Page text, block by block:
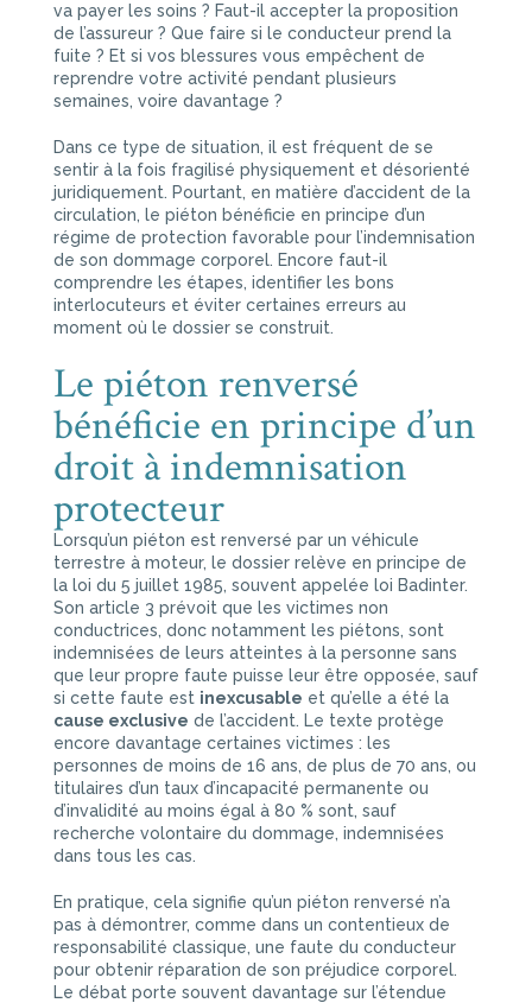
va payer les soins ? Faut-il accepter la proposition
de l’assureur ? Que faire si le conducteur prend la
fuite ? Et si vos blessures vous empêchent de
reprendre votre activité pendant plusieurs
semaines, voire davantage ?
Dans ce type de situation, il est fréquent de se
sentir à la fois fragilisé physiquement et désorienté
juridiquement. Pourtant, en matière d’accident de la
circulation, le piéton bénéficie en principe d’un
régime de protection favorable pour l’indemnisation
de son dommage corporel. Encore faut-il
comprendre les étapes, identifier les bons
interlocuteurs et éviter certaines erreurs au
moment où le dossier se construit.
Le piéton renversé
bénéficie en principe d’un
droit à indemnisation
protecteur
Lorsqu’un piéton est renversé par un véhicule
terrestre à moteur, le dossier relève en principe de
la loi du 5 juillet 1985, souvent appelée loi Badinter.
Son article 3 prévoit que les victimes non
conductrices, donc notamment les piétons, sont
indemnisées de leurs atteintes à la personne sans
que leur propre faute puisse leur être opposée, sauf
si cette faute est inexcusable et qu’elle a été la
cause exclusive de l’accident. Le texte protège
encore davantage certaines victimes : les
personnes de moins de 16 ans, de plus de 70 ans, ou
titulaires d’un taux d’incapacité permanente ou
d’invalidité au moins égal à 80 % sont, sauf
recherche volontaire du dommage, indemnisées
dans tous les cas.
En pratique, cela signifie qu’un piéton renversé n’a
pas à démontrer, comme dans un contentieux de
responsabilité classique, une faute du conducteur
pour obtenir réparation de son préjudice corporel.
Le débat porte souvent davantage sur l’étendue